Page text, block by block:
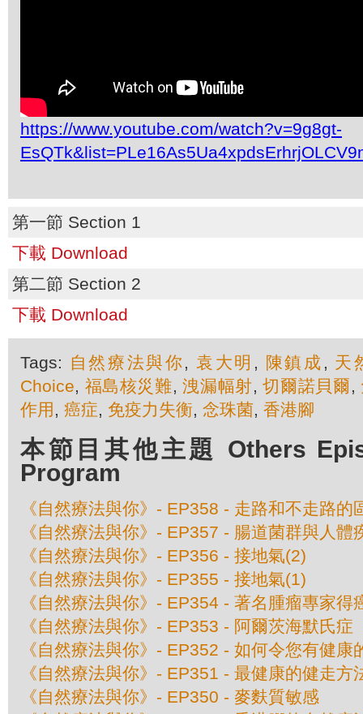
https://www.youtube.com/watch?v=9g8gt-
第一節 Section 1
下載 Download
第二節 Section 2
下載 Download
Tags: 自然療法與你,袁大明 , 陳鎮成 , 天
Choice, 福島核災難,洩漏幅射,切爾諾貝爾,
作用 , 癌症, 免疫力失衡, 念珠菌, 香港腳
本節目其他主題 Others
Program
《自然療法與你》- EP358 - 走路和不走路的
《自然療法與你》- EP357 - 腸道菌群與人體
《自然療法與你》- EP356 - 接地氣(2)
《自然療法與你》- EP355 - 接地氣(1)
《自然療法與你》- EP354 - 著名腫瘤專家得
《自然療法與你》- EP353 - 阿爾茨海默氏症
《自然療法與你》- EP352 - 如何令您有健康
《自然療法與你》- EP351 - 最健康的健走方
《自然療法與你》- EP350 - 麥麩質敏感